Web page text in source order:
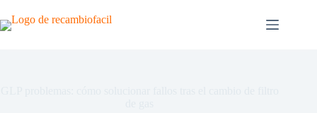
al
contenido